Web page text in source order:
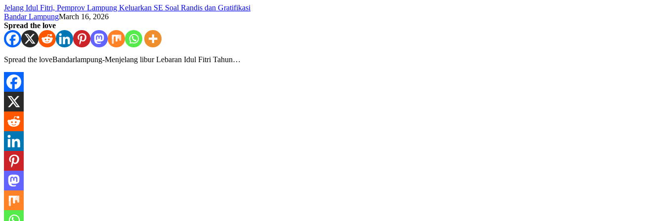
Jelang Idul Fitri, Pemprov Lampung Keluarkan SE Soal Randis dan Gratifikasi
Bandar LampungMarch 16, 2026
Spread the love
Spread the loveBandarlampung-Menjelang libur Lebaran Idul Fitri Tahun…